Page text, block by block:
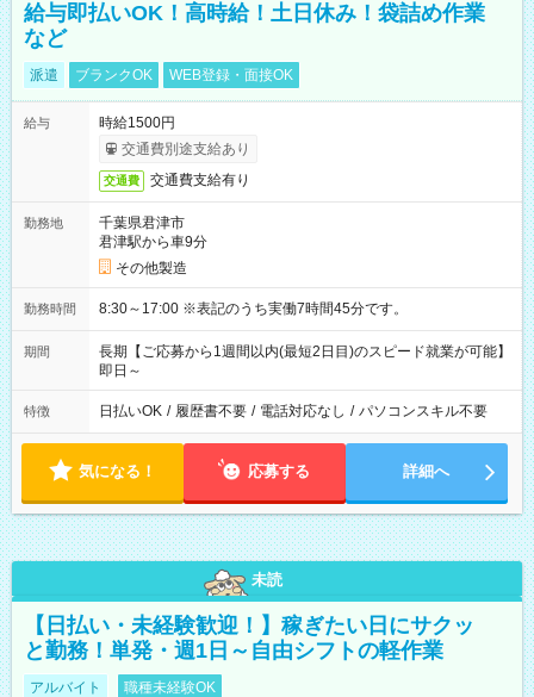
給与即払いOK！高時給！土日休み！袋詰め作業
など
派遣 ブランクOK WEB登録・面接OK
給与
時給1500円
交通費別途支給あり
交通費 交通費支給有り
勤務地
千葉県君津市
君津駅から車9分
その他製造
勤務時間 8:30～17:00 ※表記のうち実働7時間45分です。
期間
長期【ご応募から1週間以内(最短2日目)のスピード就業が可能】
即日～
特徴 日払いOK / 履歴書不要 / 電話対応なし / パソコンスキル不要
気になる！ 応募する 詳細へ
未読
【日払い・未経験歓迎！】稼ぎたい日にサクッ
と勤務！単発・週1日～自由シフトの軽作業
アルバイト 職種未経験OK